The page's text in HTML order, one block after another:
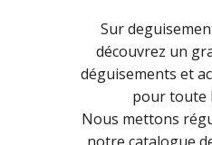
Sur
découvrez un
déguisements et
pour toute
Nous mettons